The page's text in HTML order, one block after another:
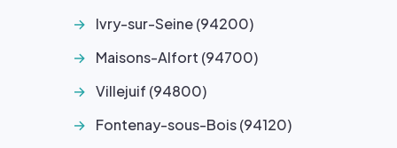
Ivry-sur-Seine (94200)
Maisons-Alfort (94700)
Villejuif (94800)
Fontenay-sous-Bois (94120)